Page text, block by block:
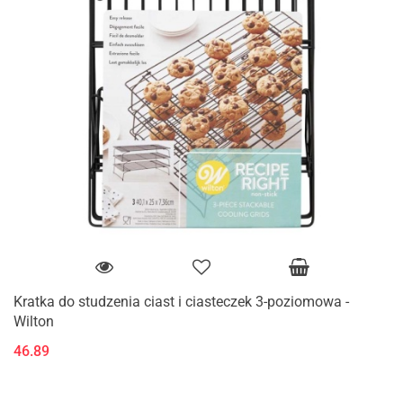
Kratka do studzenia ciast i ciasteczek 3-poziomowa -
Wilton
46.89